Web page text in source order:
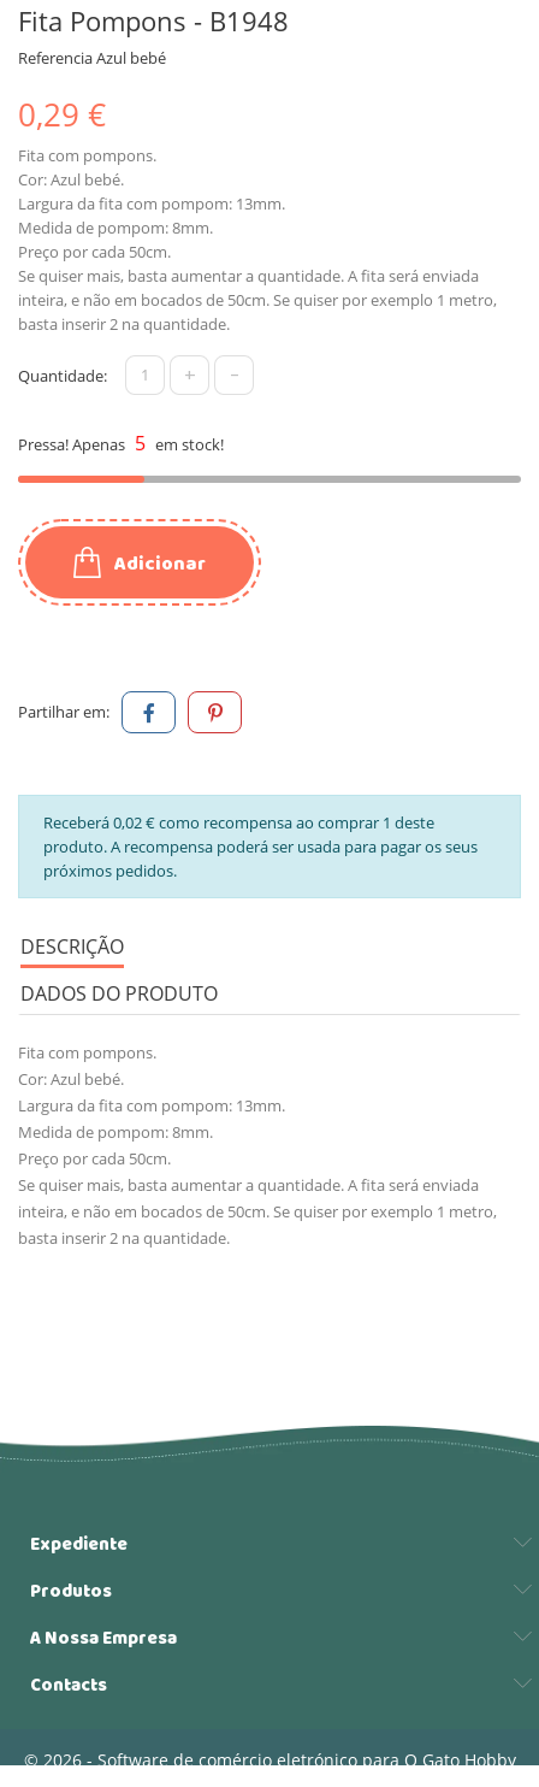
Fita Pompons - B1948
ReferenciaAzul bebé
0,29 €
Fita com pompons.
Cor: Azul bebé.
Largura da fita com pompom: 13mm.
Medida de pompom: 8mm.
Preço por cada 50cm.
Se quiser mais, basta aumentar a quantidade. A fita será enviada
inteira, e não em bocados de 50cm. Se quiser por exemplo 1 metro,
basta inserir 2 na quantidade.
Quantidade: + -
Pressa! Apenas 5 em stock!
Adicionar
Partilhar em:
Receberá 0,02 € como recompensa ao comprar 1 deste
produto. A recompensa poderá ser usada para pagar os seus
próximos pedidos.
DESCRIÇÃO
DADOS DO PRODUTO
Fita com pompons.
Cor: Azul bebé.
Largura da fita com pompom: 13mm.
Medida de pompom: 8mm.
Preço por cada 50cm.
Se quiser mais, basta aumentar a quantidade. A fita será enviada
inteira, e não em bocados de 50cm. Se quiser por exemplo 1 metro,
basta inserir 2 na quantidade.
Expediente
Produtos
A Nossa Empresa
Contacts
© 2026 - Software de comércio eletrónico para O Gato Hobby